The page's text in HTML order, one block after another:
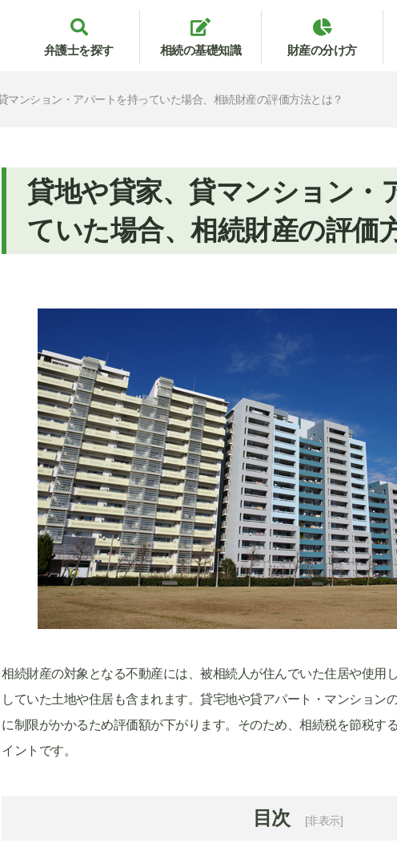
弁護士を探す 相続の基礎知識 財産の分け方
マンション・アパートを持っていた場合、相続財産の評価方法とは？
貸地や貸家、貸マンション・
ていた場合、相続財産の評価
相続財産の対象となる不動産には、被相続人が住んでいた住居や使用
していた土地や住居も含まれます。貸宅地や貸アパート・マンション
に制限がかかるため評価額が下がります。そのため、相続税を節税す
イントです。
目次 [非表示]